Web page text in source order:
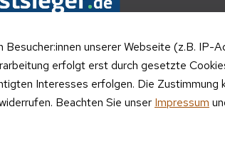
unserer Webseite (z.B. IP-
erfolgt erst durch gesetzte
Interesses erfolgen. Die
Beachten Sie unser Impressum